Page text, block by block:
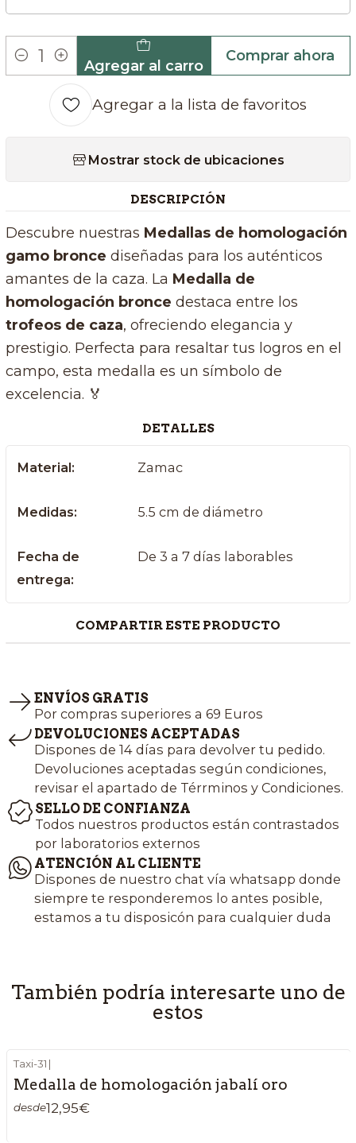
Cantidad Agregar al carro
Comprar ahora
Agregar a la lista de favoritos
Mostrar stock de ubicaciones
DESCRIPCIÓN
Descubre nuestras Medallas de homologación
gamo bronce diseñadas para los auténticos
amantes de la caza. La Medalla de
homologación bronce destaca entre los
trofeos de caza, ofreciendo elegancia y
prestigio. Perfecta para resaltar tus logros en el
campo, esta medalla es un símbolo de
excelencia. 🏅
DETALLES
Material: Zamac
Medidas: 5.5 cm de diámetro
Fecha de
entrega:
De 3 a 7 días laborables
COMPARTIR ESTE PRODUCTO
ENVÍOS GRATIS
Por compras superiores a 69 Euros
DEVOLUCIONES ACEPTADAS
Dispones de 14 días para devolver tu pedido.
Devoluciones aceptadas según condiciones,
revisar el apartado de Térrminos y Condiciones.
SELLO DE CONFIANZA
Todos nuestros productos están contrastados
por laboratorios externos
ATENCIÓN AL CLIENTE
Dispones de nuestro chat vía whatsapp donde
siempre te responderemos lo antes posible,
estamos a tu disposicón para cualquier duda
También podría interesarte uno de
estos
Taxi-31 |
Medalla de homologación jabalí oro
desde12,95€